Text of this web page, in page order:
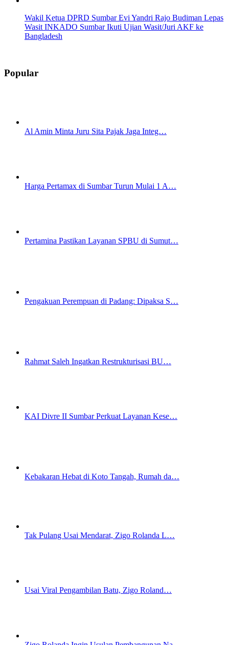
Wakil Ketua DPRD Sumbar Evi Yandri Rajo Budiman Lepas
Wasit INKADO Sumbar Ikuti Ujian Wasit/Juri AKF ke
Bangladesh
Popular
Al Amin Minta Juru Sita Pajak Jaga Integ…
Harga Pertamax di Sumbar Turun Mulai 1 A…
Pertamina Pastikan Layanan SPBU di Sumut…
Pengakuan Perempuan di Padang: Dipaksa S…
Rahmat Saleh Ingatkan Restrukturisasi BU…
KAI Divre II Sumbar Perkuat Layanan Kese…
Kebakaran Hebat di Koto Tangah, Rumah da…
Tak Pulang Usai Mendarat, Zigo Rolanda L…
Usai Viral Pengambilan Batu, Zigo Roland…